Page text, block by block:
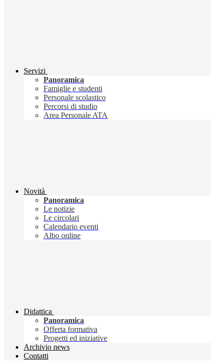
Servizi
Panoramica
Famiglie e studenti
Personale scolastico
Percorsi di studio
Area Personale ATA
Novità
Panoramica
Le notizie
Le circolari
Calendario eventi
Albo online
Didattica
Panoramica
Offerta formativa
Progetti ed iniziative
Archivio news
Contatti